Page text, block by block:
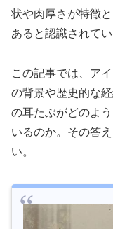
状や肉厚さが特徴
あると認識されてい
この記事では、ア
の背景や歴史的な
の耳たぶがどのよ
いるのか。その答
い。